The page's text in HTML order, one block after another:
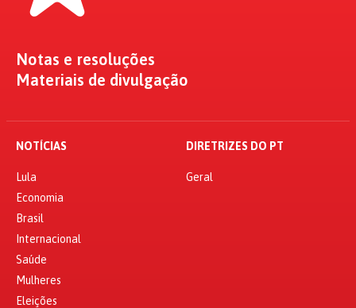
Notas e resoluções
Materiais de divulgação
NOTÍCIAS
Lula
Economia
Brasil
Internacional
Saúde
Mulheres
Eleições
DIRETRIZES DO PT
Geral